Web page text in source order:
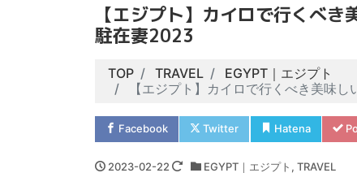
【エジプト】カイロで行くべ
駐在妻2023
TOP TRAVEL
EGYPT｜エジプト
【エジプト】カイロで行くべき美味
Facebook Twitter Hatena
2023-02-22 EGYPT｜エジプト , TRAVEL